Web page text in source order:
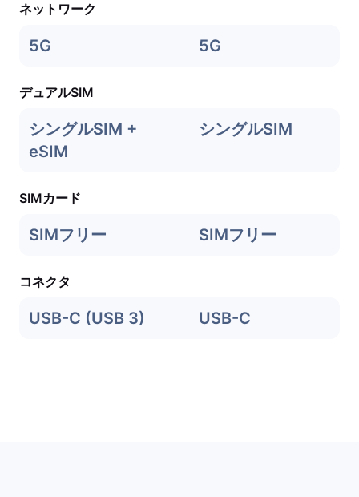
ネットワーク
5G 5G
デュアルSIM
シングルSIM +
eSIM
シングルSIM
SIMカード
SIMフリー SIMフリー
コネクタ
USB-C (USB 3) USB-C